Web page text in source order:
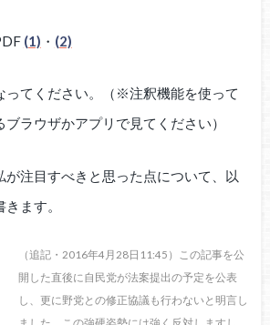
(1) ・ (2)
ってください。（※注釈機能を使って
ラウザかアプリで見てください）
が注目すべきと思った点について、以
ます。
（追記・2016年4月28日11:45）この記事を公
開した直後に自民党が法案提出の予定を公表
し、更に野党との修正協議も行わないと明言し